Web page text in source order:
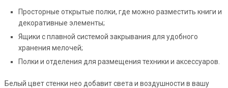
Просторные открытые полки, где можно разместить книги и
декоративные элементы;
Ящики с плавной системой закрывания для удобного
хранения мелочей;
Полки и отделения для размещения техники и аксессуаров.
Белый цвет стенки нео добавит света и воздушности в вашу